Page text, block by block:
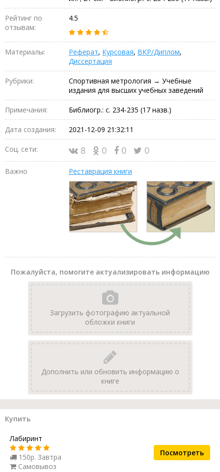
Рейтинг по
отзывам:
4.5
Материалы: Реферат, Курсовая, ВКР/Диплом,
Диссертация
Рубрики:
Спортивная метрология → Учебные
издания для высших учебных заведений
Примечания: Библиогр.: с. 234-235 (17 назв.)
Дата создания: 2021-12-09 21:32:11
Соц. сети: 8 0 0 0
Важно Реставрация книги
Пожалуйста, помогите актуализировать информацию
Загрузить фотографию актуальной
обложки книги
Дополнить или обновить информацию о
книге
Купить
Лабиринт
150р. Завтра
Самовывоз
Посмотреть